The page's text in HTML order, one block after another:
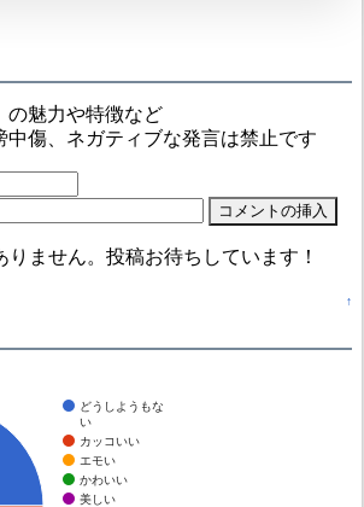
の魅力や特徴など
中傷、ネガティブな発言は禁止です
ません。投稿お待ちしています！
↑
どうしようもな
い
カッコいい
エモい
かわいい
美しい